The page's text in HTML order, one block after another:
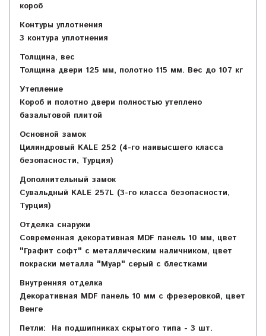
короб
Контуры уплотнения
3 контура уплотнения
Толщина, вес
Толщина двери 125 мм, полотно 115 мм. Вес до 107 кг
Утепление
Короб и полотно двери полностью утеплено
базальтовой плитой
Основной замок
Цилиндровый KALE 252 (4-го наивысшего класса
безопасности, Турция)
Дополнительный замок
Сувальдный KALE 257L (3-го класса безопасности,
Турция)
Отделка снаружи
Современная декоративная MDF панель 10 мм, цвет
"Графит софт" с металлическим наличником, цвет
покраски металла "Муар" серый с блестками
Внутренняя отделка
Декоративная MDF панель 10 мм с фрезеровкой, цвет
Венге
Петли: На подшипниках скрытого типа - 3 шт.